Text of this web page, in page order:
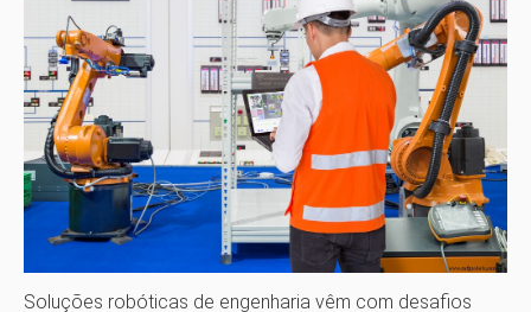
Soluções robóticas de engenharia vêm com desafios